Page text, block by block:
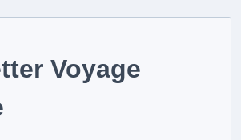
Voyage